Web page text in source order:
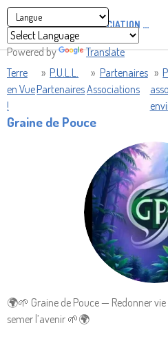
Powered by Translate
Passer
au
contenu
ASSOCIATION
Terre
en Vue
!
» P.U.L.L.
Partenaires
» Partenaires
Associations
»
Graine de Pouce
🌍🌱 Graine de Pouce — Redonner
semer l’avenir 🌱🌍